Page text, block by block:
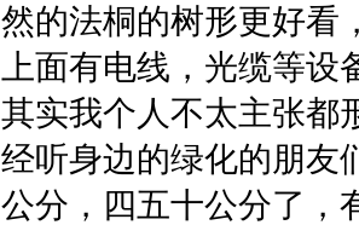
然的法桐的树形更好看
上面有电线，光缆等
其实我个人不太主张都
经听身边的绿化的朋友
公分，四五十公分了，